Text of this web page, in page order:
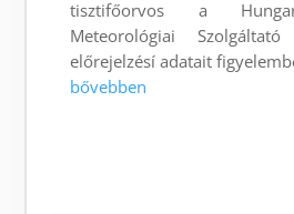
tisztifőorvos a
Meteorológiai
előrejelzésí adatait
bővebben